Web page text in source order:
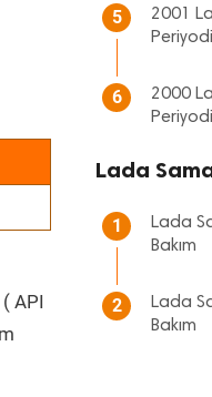
API
5
2001
6
2000
Lada
1
Lada
Bakım
2
Lada
Bakım